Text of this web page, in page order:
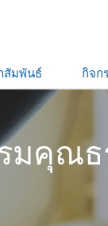
สัมพันธ์ กิจก
มคุณธ